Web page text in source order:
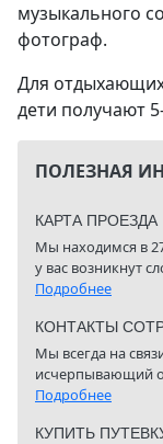
музыкального
фотограф.
Для отдыхающих
дети получают
ПОЛЕЗНАЯ
КАРТА ПРОЕЗДА
Мы находимся в
у вас возникнут
Подробнее
КОНТАКТЫ
Мы всегда на
исчерпывающий
Подробнее
КУПИТЬ